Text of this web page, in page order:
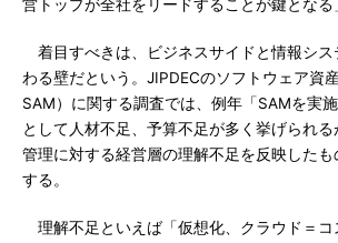
営トップが全社をリードすることが鍵となる
着目すべきは、ビジネスサイドと情報シス
わる壁だという。JIPDECのソフトウェア資
SAM）に関する調査では、例年「SAMを実施
として人材不足、予算不足が多く挙げられ
管理に対する経営層の理解不足を反映した
する。
理解不足といえば「仮想化、クラウド＝コ